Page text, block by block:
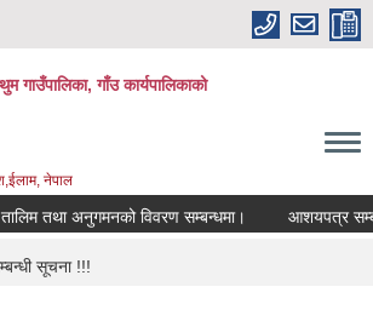
गाउँपालिका, गाँउ कार्यपालिकाको
नेपाल
तथा अनुगमनको विवरण सम्बन्धमा। आशयपत्र
सूचना !!!